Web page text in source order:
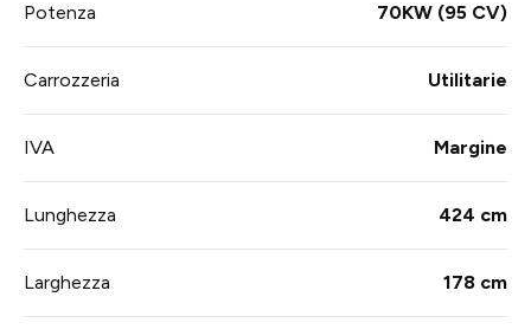
Potenza 70KW (95 CV)
Carrozzeria Utilitarie
IVA Margine
Lunghezza 424 cm
Larghezza 178 cm